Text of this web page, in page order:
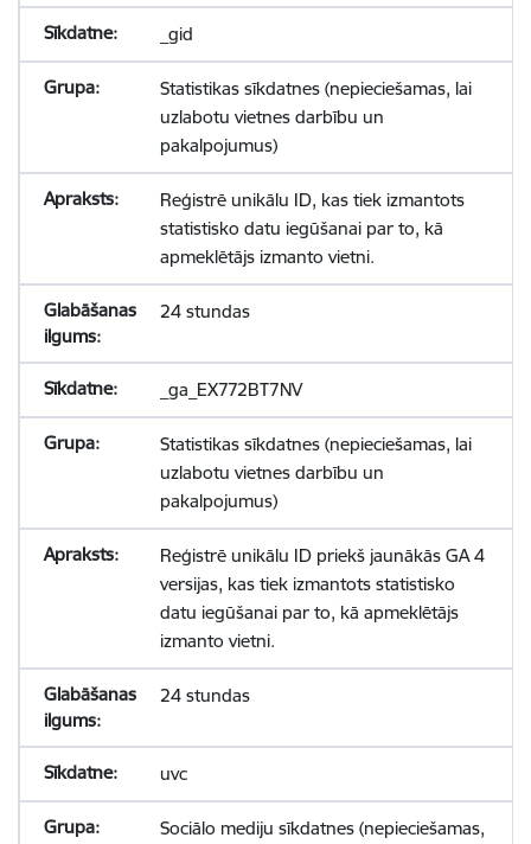
_gid
Statistikas sīkdatnes (nepieciešamas, lai
uzlabotu vietnes darbību un
pakalpojumus)
Reģistrē unikālu ID, kas tiek izmantots
statistisko datu iegūšanai par to, kā
apmeklētājs izmanto vietni.
24 stundas
_ga_EX772BT7NV
Statistikas sīkdatnes (nepieciešamas, lai
uzlabotu vietnes darbību un
pakalpojumus)
Reģistrē unikālu ID priekš jaunākās GA 4
versijas, kas tiek izmantots statistisko
datu iegūšanai par to, kā apmeklētājs
izmanto vietni.
24 stundas
uvc
Sociālo mediju sīkdatnes (nepieciešamas,